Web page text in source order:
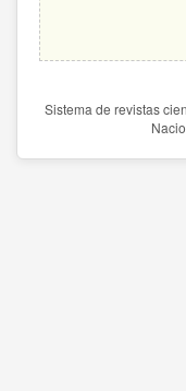
Sistema de revistas